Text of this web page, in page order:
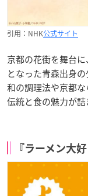
引用：NHK公式サイト
京都の花街を舞台
となった青森出身の
和の調理法や京都
伝統と食の魅力が詰
『ラーメン大